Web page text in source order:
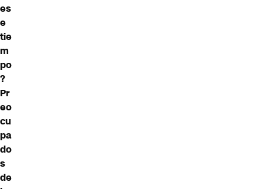
es
e
tie
m
po
?
Pr
eo
cu
pa
do
s
de